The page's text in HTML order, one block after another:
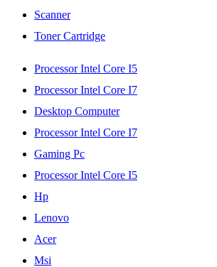
Scanner
Toner Cartridge
Processor Intel Core I5
Processor Intel Core I7
Desktop Computer
Processor Intel Core I7
Gaming Pc
Processor Intel Core I5
Hp
Lenovo
Acer
Msi